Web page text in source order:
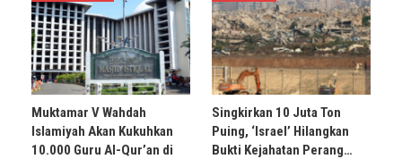
Muktamar V Wahdah
Islamiyah Akan Kukuhkan
10.000 Guru Al-Qur’an di
Singkirkan 10 Juta Ton
Puing, ‘Israel’ Hilangkan
Bukti Kejahatan Perang…